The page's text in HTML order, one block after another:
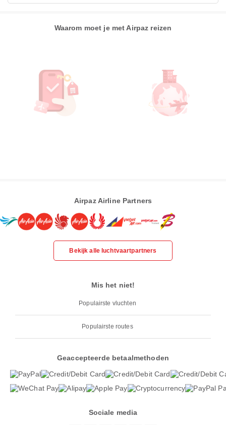
Waarom moet je met Airpaz reizen
Airpaz Airline Partners
Bekijk alle luchtvaartpartners
Mis het niet!
Populairste vluchten
Populairste routes
Geaccepteerde betaalmethoden
Sociale media